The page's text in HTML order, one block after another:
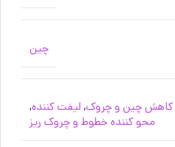
چین
کاهش چین و چروک, لیفت کننده,
محو کننده خطوط و چروک ریز